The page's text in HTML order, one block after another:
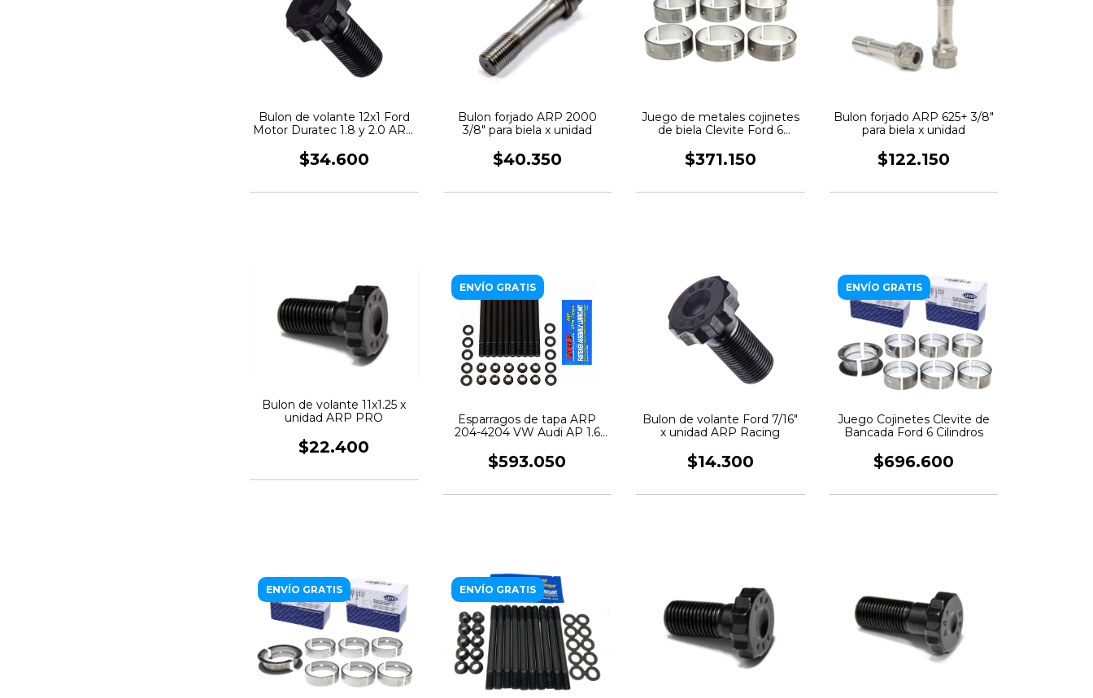
Bulon de volante 12x1 Ford
Motor Duratec 1.8 y 2.0 ARP
$34.600
Bulon forjado ARP 2000
3/8" para biela x unidad
$40.350
Juego de metales cojinetes
de biela Clevite Ford 6
$371.150
Bulon forjado ARP 625+ 3/8"
para biela x unidad
$122.150
Bulon de volante 11x1.25 x
unidad ARP PRO
$22.400
ENVÍO GRATIS
Esparragos de tapa ARP
204-4204 VW Audi AP 1.6
$593.050
Bulon de volante Ford 7/16"
x unidad ARP Racing
$14.300
ENVÍO GRATIS
Juego Cojinetes Clevite de
Bancada Ford 6 Cilindros
$696.600
ENVÍO GRATIS ENVÍO GRATIS